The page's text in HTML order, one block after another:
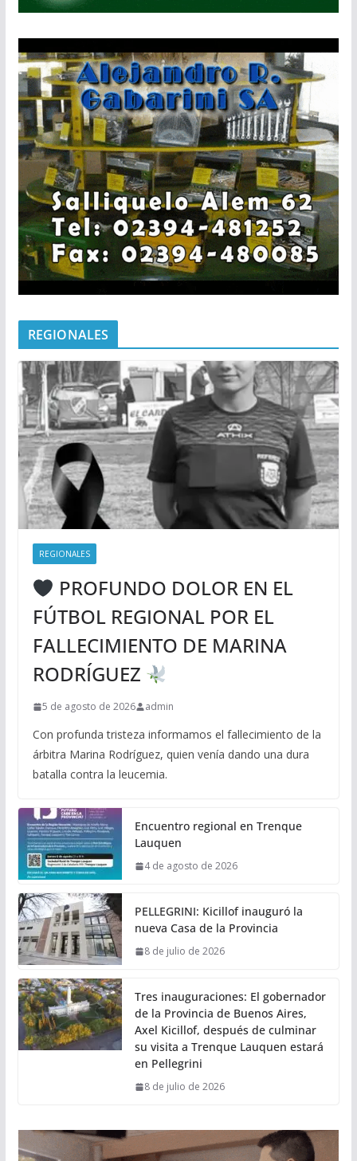
REGIONALES
REGIONALES
PROFUNDO DOLOR EN EL
FÚTBOL REGIONAL POR EL
FALLECIMIENTO DE MARINA
RODRÍGUEZ
5 de agosto de 2026 admin
Con profunda tristeza informamos el fallecimiento de la
árbitra Marina Rodríguez, quien venía dando una dura
batalla contra la leucemia.
Encuentro regional en Trenque
Lauquen
4 de agosto de 2026
PELLEGRINI: Kicillof inauguró la
nueva Casa de la Provincia
8 de julio de 2026
Tres inauguraciones: El gobernador
de la Provincia de Buenos Aires,
Axel Kicillof, después de culminar
su visita a Trenque Lauquen estará
en Pellegrini
8 de julio de 2026